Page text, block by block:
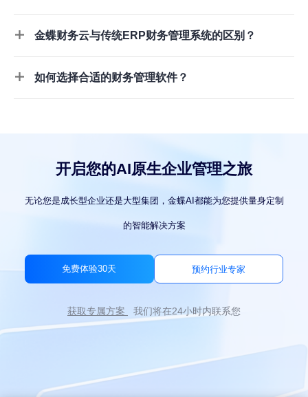
金蝶财务云与传统ERP财务管理系统的区别？
如何选择合适的财务管理软件？
开启您的AI原生企业管理之旅
无论您是成长型企业还是大型集团，金蝶AI都能为您提供量身定制
的智能解决方案
免费体验30天 预约行业专家
获取专属方案 我们将在24小时内联系您